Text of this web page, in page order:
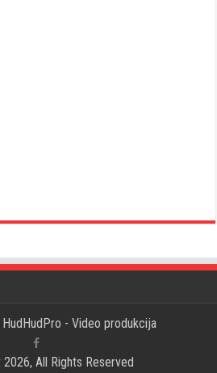
HudHudPro - Video produkcija
All Rights Reserved